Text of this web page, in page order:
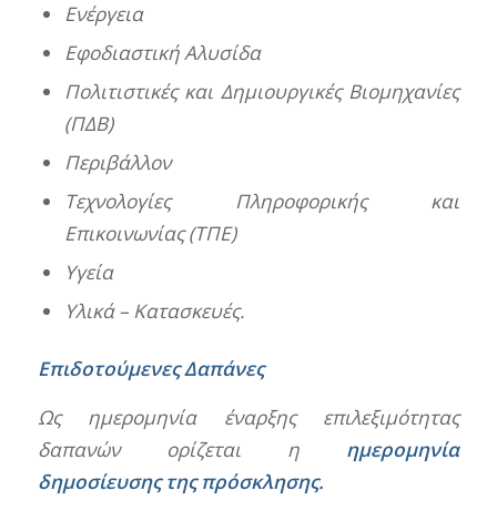
Ενέργεια
Εφοδιαστική Αλυσίδα
Πολιτιστικές και Δημιουργικές Βιομηχανίες
(ΠΔΒ)
Περιβάλλον
Τεχνολογίες Πληροφορικής και
Επικοινωνίας (ΤΠΕ)
Υγεία
Υλικά – Κατασκευές.
Επιδοτούμενες Δαπάνες
Ως ημερομηνία έναρξης επιλεξιμότητας
δαπανών ορίζεται η ημερομηνία
δημοσίευσης της πρόσκλησης.